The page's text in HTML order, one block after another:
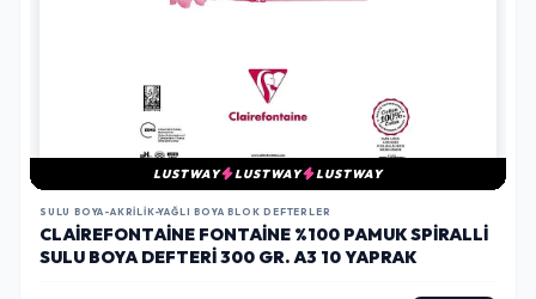
LUSTWAY LUSTWAY LUSTWAY
SULU BOYA-AKRILIK-YAĞLI BOYA BLOK DEFTERLER
CLAIREFONTAINE FONTAINE %100 PAMUK SPIRALLI
SULU BOYA DEFTERI 300 GR. A3 10 YAPRAK